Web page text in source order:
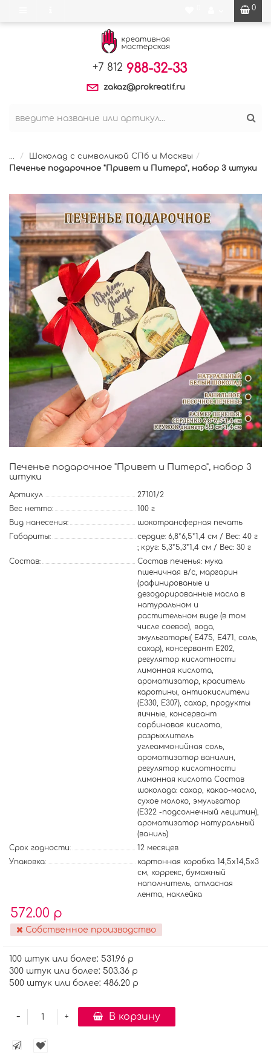
0
+7 812 988-32-33
zakaz@prokreatif.ru
...
Шоколад с символикой СПб и Москвы
Печенье подарочное "Привет и Питера", набор 3 штуки
Печенье подарочное "Привет и Питера", набор 3
штуки
Артикул
27101/2
Вес нетто:
100 г
Вид нанесения:
шокотрансферная печать
Габариты:
сердце: 6,8*6,5*1,4 см / Вес: 40 г
; круг: 5,3*5,3*1,4 см / Вес: 30 г
Состав:
Состав печенья: мука
пшеничная в/с, маргарин
(рафинированые и
дезодорированные масла в
натуральном и
растительном виде (в том
числе соевое), вода,
эмульгаторы( Е475, Е471, соль,
сахар), консервант Е202,
регулятор кислотности
лимонная кислота,
ароматизатор, краситель
каротины, антиокислители
(Е330, Е307), сахар, продукты
яичные, консервант
сорбиновая кислота,
разрыхлитель
углеаммонийная соль,
ароматизатор ванилин,
регулятор кислотности
лимонная кислота Состав
шоколада: сахар, какао-масло,
сухое молоко, эмульгатор
(Е322 -подсолнечный лецитин),
ароматизатор натуральный
(ваниль)
Срок годности:
12 месяцев
Упаковка:
картонная коробка 14,5х14,5х3
см, коррекс, бумажный
наполнитель, атласная
лента, наклейка
572.00 р
Собственное производство
100 штук или более: 531.96 р
300 штук или более: 503.36 р
500 штук или более: 486.20 р
+
- В корзину